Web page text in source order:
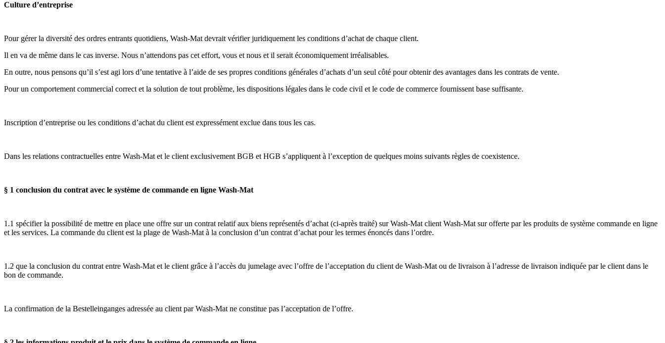
Culture d’entreprise
Pour gérer la diversité des ordres entrants quotidiens, Wash-Mat devrait vérifier juridiquement les conditions d’achat de chaque client.
Il en va de même dans le cas inverse. Nous n’attendons pas cet effort, vous et nous et il serait économiquement irréalisables.
En outre, nous pensons qu’il s’est agi lors d’une tentative à l’aide de ses propres conditions générales d’achats d’un seul côté pour obtenir des avantages dans les contrats de vente.
Pour un comportement commercial correct et la solution de tout problème, les dispositions légales dans le code civil et le code de commerce fournissent base suffisante.
Inscription d’entreprise ou les conditions d’achat du client est expressément exclue dans tous les cas.
Dans les relations contractuelles entre Wash-Mat et le client exclusivement BGB et HGB s’appliquent à l’exception de quelques moins suivants règles de coexistence.
§ 1 conclusion du contrat avec le système de commande en ligne Wash-Mat
1.1 spécifier la possibilité de mettre en place une offre sur un contrat relatif aux biens représentés d’achat (ci-après traité) sur Wash-Mat client Wash-Mat sur offerte par les produits de système commande en ligne
et les services. La commande du client est la plage de Wash-Mat à la conclusion d’un contrat d’achat pour les termes énoncés dans l’ordre.
1.2 que la conclusion du contrat entre Wash-Mat et le client grâce à l’accès du jumelage avec l’offre de l’acceptation du client de Wash-Mat ou de livraison à l’adresse de livraison indiquée par le client dans le
bon de commande.
La confirmation de la Bestelleinganges adressée au client par Wash-Mat ne constitue pas l’acceptation de l’offre.